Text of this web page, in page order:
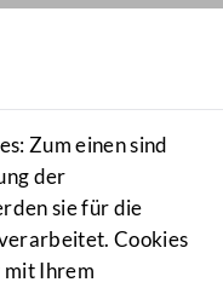
Zum einen sind
der
sie für die
Cookies
mit Ihrem